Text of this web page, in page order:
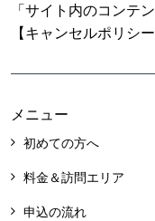
「サイト内のコンテ
【キャンセルポリシー
メニュー
初めての方へ
料金＆訪問エリア
申込の流れ